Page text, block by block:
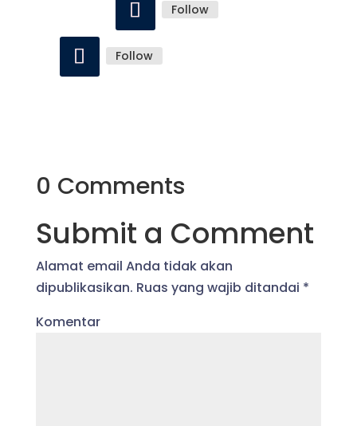
Follow
Follow
0 Comments
Submit a Comment
Alamat email Anda tidak akan
dipublikasikan. Ruas yang wajib ditandai *
Komentar